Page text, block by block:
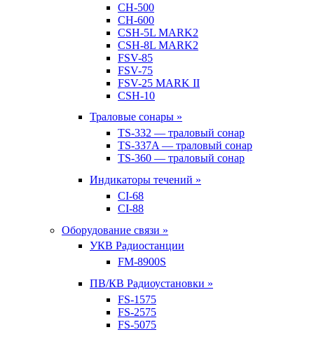
CH-500
CH-600
CSH-5L MARK2
CSH-8L MARK2
FSV-85
FSV-75
FSV-25 MARK II
CSH-10
Траловые сонары »
TS-332 — траловый сонар
TS-337A — траловый сонар
TS-360 — траловый сонар
Индикаторы течений »
CI-68
CI-88
Оборудование связи »
УКВ Радиостанции
FM-8900S
ПВ/КВ Радиоустановки »
FS-1575
FS-2575
FS-5075